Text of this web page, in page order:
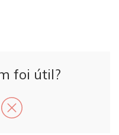
foi útil?